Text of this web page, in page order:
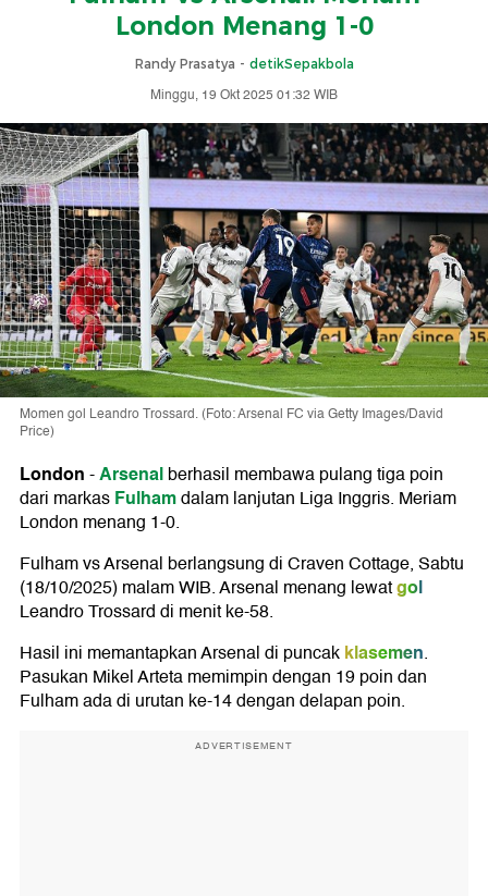
London Menang 1-0
Randy Prasatya - detikSepakbola
Minggu, 19 Okt 2025 01:32 WIB
Momen gol Leandro Trossard. (Foto: Arsenal FC via Getty Images/David
Price)
London-Arsenalberhasil membawa pulang tiga poin
dari markasFulhamdalam lanjutan Liga Inggris. Meriam
London menang 1-0.
Fulham vs Arsenal berlangsung di Craven Cottage, Sabtu
(18/10/2025) malam WIB. Arsenal menang lewatgol
Leandro Trossard di menit ke-58.
Hasil ini memantapkan Arsenal di puncakklasemen.
Pasukan Mikel Arteta memimpin dengan 19 poin dan
Fulham ada di urutan ke-14 dengan delapan poin.
ADVERTISEMENT